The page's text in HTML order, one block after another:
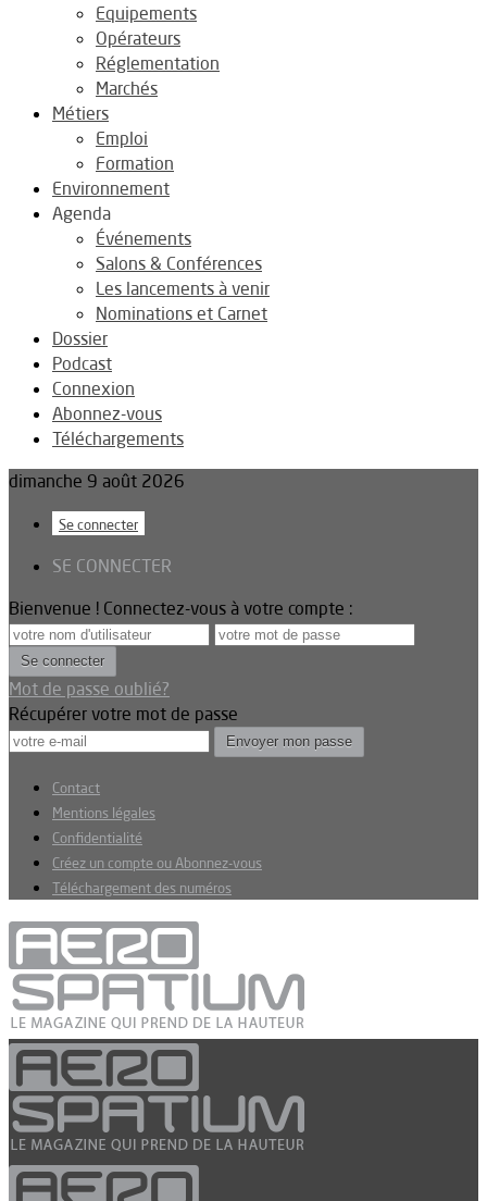
Equipements
Opérateurs
Réglementation
Marchés
Métiers
Emploi
Formation
Environnement
Agenda
Événements
Salons & Conférences
Les lancements à venir
Nominations et Carnet
Dossier
Podcast
Connexion
Abonnez-vous
Téléchargements
dimanche 9 août 2026
Se connecter
SE CONNECTER
Bienvenue ! Connectez-vous à votre compte :
Mot de passe oublié?
Récupérer votre mot de passe
Contact
Mentions légales
Confidentialité
Créez un compte ou Abonnez-vous
Téléchargement des numéros